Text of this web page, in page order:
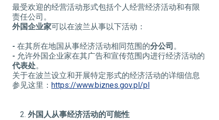
最受欢迎的经营活动形式包括个人经营经济活动和有限
责任公司。
外国企业家可以在波兰从事以下活动：
- 在其所在地国从事经济活动相同范围的分公司 。
- 允许外国企业家在其广告和宣传范围内进行经济活动的
代表处。
关于在波兰设立和开展特定形式的经济活动的详细信息
参见这里： https://www.biznes.gov.pl/pl
外国人从事经济活动的可能性